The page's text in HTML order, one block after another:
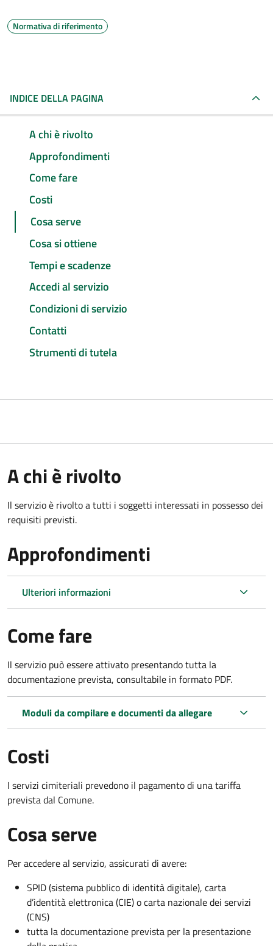
Normativa di riferimento
INDICE DELLA PAGINA
A chi è rivolto
Approfondimenti
Come fare
Costi
Cosa serve
Cosa si ottiene
Tempi e scadenze
Accedi al servizio
Condizioni di servizio
Contatti
Strumenti di tutela
A chi è rivolto
Il servizio è rivolto a tutti i soggetti interessati in possesso dei
requisiti previsti.
Approfondimenti
Ulteriori informazioni
Come fare
Il servizio può essere attivato presentando tutta la
documentazione prevista, consultabile in formato PDF.
Moduli da compilare e documenti da allegare
Costi
I servizi cimiteriali prevedono il pagamento di una tariffa
prevista dal Comune.
Cosa serve
Per accedere al servizio, assicurati di avere:
SPID (sistema pubblico di identità digitale), carta
d’identità elettronica (CIE) o carta nazionale dei servizi
(CNS)
tutta la documentazione prevista per la presentazione